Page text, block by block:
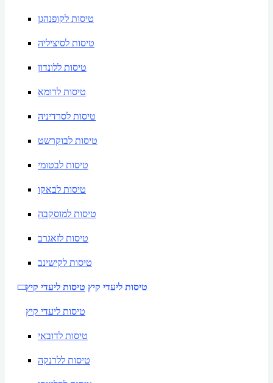
טיסות לקופנהגן
טיסות לסיציליה
טיסות ללונדון
טיסות לרומא
טיסות לסרדיניה
טיסות לבוקרשט
טיסות לבטומי
טיסות לבאקו
טיסות למוסקבה
טיסות לזאגרב
טיסות לקישינב
טיסות ליעדי קיץ טיסות ליעדי קיץ
טיסות ליעדי קיץ
טיסות לדובאי
טיסות ללרנקה